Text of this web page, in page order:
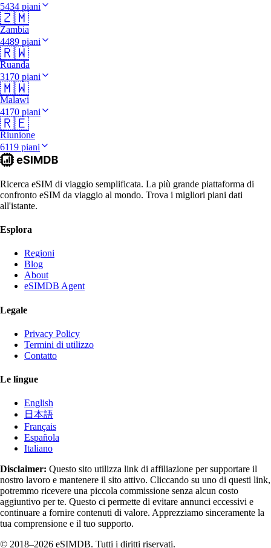
5434 piani
🇿🇲
Zambia
4489 piani
🇷🇼
Ruanda
3170 piani
🇲🇼
Malawi
4170 piani
🇷🇪
Riunione
6119 piani
Ricerca eSIM di viaggio semplificata. La più grande piattaforma di
confronto eSIM da viaggio al mondo. Trova i migliori piani dati
all'istante.
Esplora
Regioni
Blog
About
eSIMDB Agent
Legale
Privacy Policy
Termini di utilizzo
Contatto
Le lingue
English
日本語
Français
Española
Italiano
Disclaimer: Questo sito utilizza link di affiliazione per supportare il
nostro lavoro e mantenere il sito attivo. Cliccando su uno di questi link,
potremmo ricevere una piccola commissione senza alcun costo
aggiuntivo per te. Questo ci permette di evitare annunci eccessivi e
continuare a fornire contenuti di valore. Apprezziamo sinceramente la
tua comprensione e il tuo supporto.
© 2018–2026 eSIMDB. Tutti i diritti riservati.